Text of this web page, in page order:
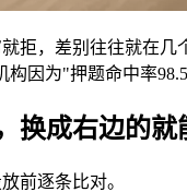
拒，差别往往就在几
因为"押题命中率
换成右边的就
前逐条比对。